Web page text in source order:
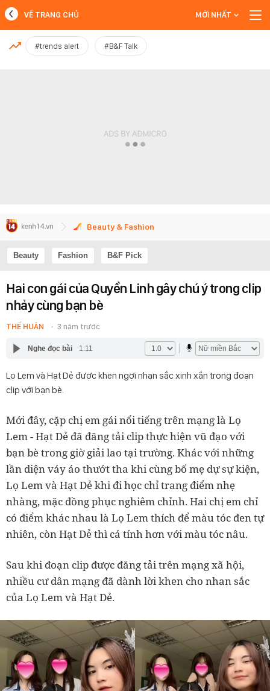
MỚI NHẤT
VỀ TRANG CHỦ MỚI NHẤT
#trends alert #B&F Talk
Beauty & Fashion
Beauty Fashion B&F Pick
Hai con gái của Quyền Linh gây chú ý trong clip
nhảy cùng bạn bè
THẾ HUÂN 3 năm trước
Nghe đọc bài 1:11
Lọ Lem và Hạt Dẻ được khen ngợi nhan sắc xinh xắn trong đoạn
clip với bạn bè.
Mới đây, cặp chị em gái nổi tiếng trên mạng là Lọ
Lem - Hạt Dẻ đã đăng tải clip thực hiện vũ đạo với
bạn bè trong giờ giải lao tại trường. Khác với những
lần diện váy áo thướt tha khi cùng bố mẹ dự sự kiện,
Lọ Lem và Hạt Dẻ khi đi học chỉ trang điểm nhẹ
nhàng, mặc đồng phục nghiêm chỉnh. Hai chị em chỉ
có điểm khác nhau là Lọ Lem thích để màu tóc đen tự
nhiên, còn Hạt Dẻ thì cá tính hơn với màu tóc nâu.
Sau khi đoạn clip được đăng tải trên mạng xã hội,
nhiều cư dân mạng đã dành lời khen cho nhan sắc
của Lọ Lem và Hạt Dẻ.